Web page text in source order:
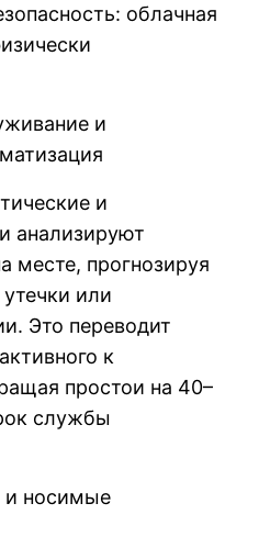
облачная
и
и
анализируют
месте, прогнозируя
или
Это переводит
к
простои на 40–
службы
и носимые